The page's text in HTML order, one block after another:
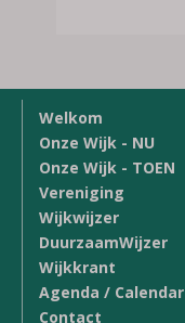
Welkom
Onze Wijk - NU
Onze Wijk - TOEN
Vereniging
Wijkwijzer
DuurzaamWijzer
Wijkkrant
Agenda / Calendar
Contact